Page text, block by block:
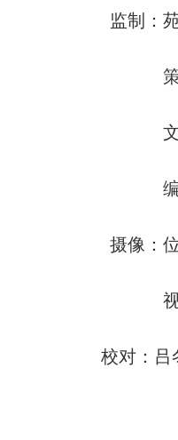
监制：苑
策
文
编
摄像：位
视
校对：吕